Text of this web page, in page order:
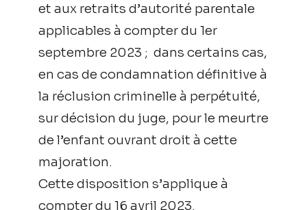
et aux retraits d’autorité parentale
applicables à compter du 1er
septembre 2023 ; dans certains cas,
en cas de condamnation définitive à
la réclusion criminelle à perpétuité,
sur décision du juge, pour le meurtre
de l’enfant ouvrant droit à cette
majoration.
Cette disposition s’applique à
compter du 16 avril 2023.